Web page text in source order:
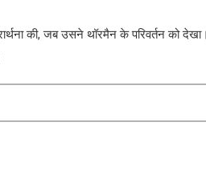
की, जब उसने थॉरमैन के परिवर्तन को